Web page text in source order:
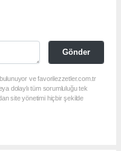
Gönder
ve favorilezzetler.com.tr
dolaylı tüm sorumluluğu tek
site yönetimi hiçbir şekilde